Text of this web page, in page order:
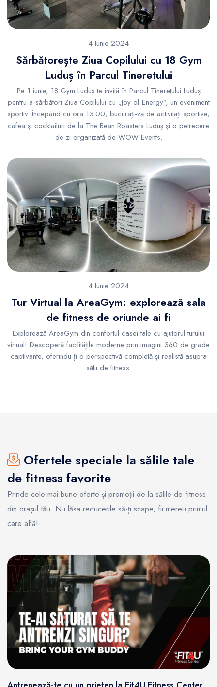
4 Iunie 2024
Sărbătorește Ziua Copilului cu 18 Gym
Luduș în Parcul Tineretului
Pe 1 iunie, 18 Gym Luduș te invită în Parcul Tineretului Luduș
pentru a sărbători Ziua Copilului cu „Joy of Energy”, un eveniment
sportiv. Începând cu ora 13:00, bucurați-vă de activități sportive,
cafea și cocktailuri de la The Bean Roasters Luduș și o petrecere
de zi organizată de WOW Events.
4 Iunie 2024
Tur Virtual la AreaGym: explorează sala
de fitness de oriunde ai fi
Explorează AreaGym din confortul casei tale cu ajutorul turului
virtual! Descoperă facilitățile moderne prin imagini 360 de grade
captivante, oferindu-ți o perspectivă completă și realistă asupra
sălii de fitness.
Ofertele speciale la sălile tale
de fitness favorite
Prinde cele mai bune oferte și promoții de la sălile de fitness
din orașul tău. Nu lăsa reducerile să-ți scape, fii mereu primul
care află!